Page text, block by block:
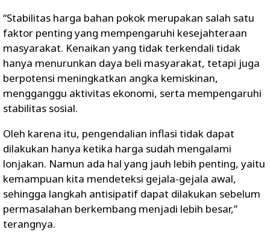
“Stabilitas harga bahan pokok merupakan salah satu
faktor penting yang mempengaruhi kesejahteraan
masyarakat. Kenaikan yang tidak terkendali tidak
hanya menurunkan daya beli masyarakat, tetapi juga
berpotensi meningkatkan angka kemiskinan,
mengganggu aktivitas ekonomi, serta mempengaruhi
stabilitas sosial.
Oleh karena itu, pengendalian inflasi tidak dapat
dilakukan hanya ketika harga sudah mengalami
lonjakan. Namun ada hal yang jauh lebih penting, yaitu
kemampuan kita mendeteksi gejala-gejala awal,
sehingga langkah antisipatif dapat dilakukan sebelum
permasalahan berkembang menjadi lebih besar,”
terangnya.